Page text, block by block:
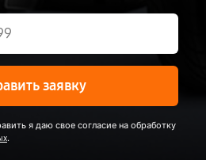
заявку
я даю свое согласие на обработку
.